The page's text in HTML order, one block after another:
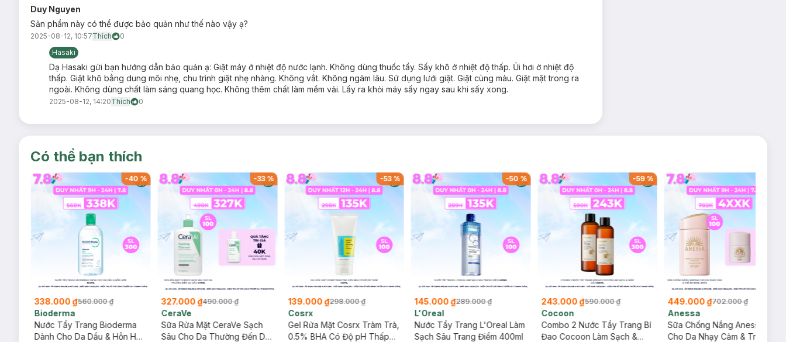
Duy Nguyen
Sản phẩm này có thể được bảo quản như thế nào vậy ạ?
2025-08-12, 10:57Thích
0
Hasaki
Dạ Hasaki gửi bạn hướng dẫn bảo quản ạ: Giặt máy ở nhiệt độ nước lạnh. Không dùng thuốc tẩy. Sấy khô ở nhiệt độ thấp. Ủi hơi ở nhiệt độ
thấp. Giặt khô bằng dung môi nhẹ, chu trình giặt nhẹ nhàng. Không vắt. Không ngâm lâu. Sử dụng lưới giặt. Giặt cùng màu. Giặt mặt trong ra
ngoài. Không dùng chất làm sáng quang học. Không thêm chất làm mềm vải. Lấy ra khỏi máy sấy ngay sau khi sấy xong.
2025-08-12, 14:20Thích 0
Có thể bạn thích
-40 %
338.000 ₫560.000 ₫
Bioderma
Nước Tẩy Trang Bioderma
Dành Cho Da Dầu & Hỗn Hợp
-33%
327.000 ₫490.000 ₫
CeraVe
Sữa Rửa Mặt CeraVe Sạch
Sâu Cho Da Thường Đến Da
-53%
139.000 ₫298.000 ₫
Cosrx
Gel Rửa Mặt Cosrx Tràm Trà,
0.5% BHA Có Độ pH Thấp
-50 %
145.000 ₫289.000 ₫
L'Oreal
Nước Tẩy Trang L'Oreal Làm
Sạch Sâu Trang Điểm 400ml
-59%
243.000 ₫590.000 ₫
Cocoon
Combo 2 Nước Tẩy Trang Bí
Đao Cocoon Làm Sạch &
449.000 ₫702.000 ₫
Anessa
Sữa Chống Nắng Anessa
Cho Da Nhạy Cảm & Trẻ Em